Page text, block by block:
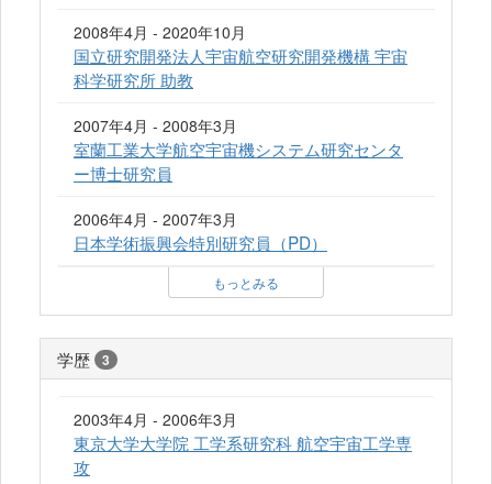
2008年4月 - 2020年10月
国立研究開発法人宇宙航空研究開発機構 宇宙
科学研究所 助教
2007年4月 - 2008年3月
室蘭工業大学航空宇宙機システム研究センタ
ー博士研究員
2006年4月 - 2007年3月
日本学術振興会特別研究員（PD）
もっとみる
学歴 3
2003年4月 - 2006年3月
東京大学大学院 工学系研究科 航空宇宙工学専
攻